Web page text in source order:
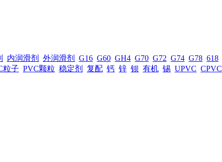
内润滑剂 外润滑剂 G16 G60 GH4 G70 G72 G74 G78 618
粒子 PVC颗粒 稳定剂 复配 钙 锌 钡 有机 锡 UPVC CPVC